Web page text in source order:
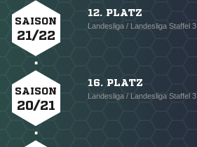
SAISON
21/22
12. PLATZ
Landesliga / Landesliga Staffel 3
SAISON
20/21
16. PLATZ
Landesliga / Landesliga Staffel 3